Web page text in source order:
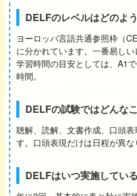
DELFのレベルはどのよ
ヨーロッパ言語共通参照枠（
に分かれています。一番易しい
学習時間の目安としては、A1
時間。
DELFの試験ではどんな
聴解、読解、文書作成、口頭
す。口頭表現だけは日程が異な
DELFはいつ実施してい